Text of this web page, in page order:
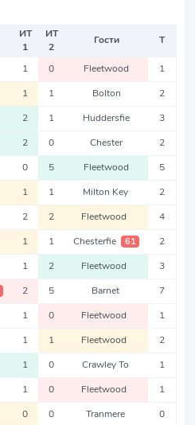
ИТ
1
ИТ
2
Гости Т
1 0 Fleetwood 1
1 1 Bolton 2
2 1 Huddersfie 3
2 0 Chester 2
0 5 Fleetwood 5
1 1 Milton Key 2
2 2 Fleetwood 4
1 1 Chesterfie 61 2
1 2 Fleetwood 3
2 5 Barnet 7
1 0 Fleetwood 1
1 1 Fleetwood 2
1 0 Crawley To 1
1 0 Fleetwood 1
0 0 Tranmere 0